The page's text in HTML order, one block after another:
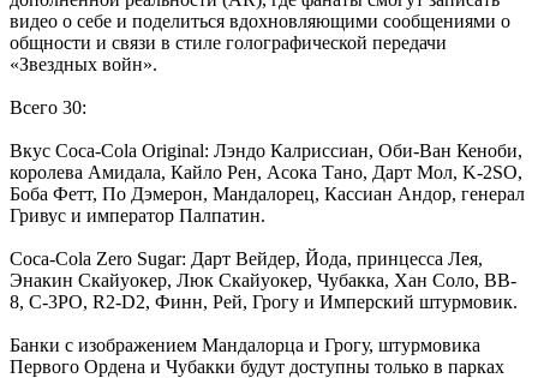
видео о себе и поделиться вдохновляющими сообщениями о
общности и связи в стиле голографической передачи
«Звездных войн».
Всего 30:
Вкус Coca‑Cola Original: Лэндо Калриссиан, Оби-Ван Кеноби,
королева Амидала, Кайло Рен, Асока Тано, Дарт Мол, K-2SO,
Боба Фетт, По Дэмерон, Мандалорец, Кассиан Андор, генерал
Гривус и император Палпатин.
Coca‑Cola Zero Sugar: Дарт Вейдер, Йода, принцесса Лея,
Энакин Скайуокер, Люк Скайуокер, Чубакка, Хан Соло, BB-
8, C-3PO, R2-D2, Финн, Рей, Грогу и Имперский штурмовик.
Банки с изображением Мандалорца и Грогу, штурмовика
Первого Ордена и Чубакки будут доступны только в парках